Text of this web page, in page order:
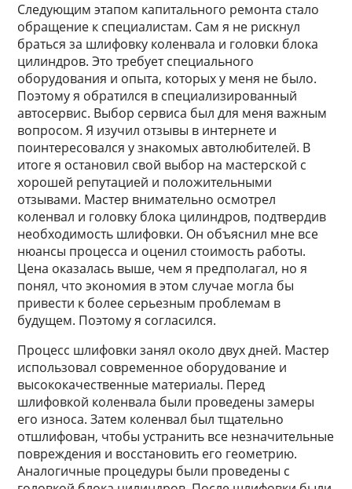
Следующим этапом капитального ремонта стало
обращение к специалистам. Сам я не рискнул
браться за шлифовку коленвала и головки блока
цилиндров. Это требует специального
оборудования и опыта, которых у меня не было.
Поэтому я обратился в специализированный
автосервис. Выбор сервиса был для меня важным
вопросом. Я изучил отзывы в интернете и
поинтересовался у знакомых автолюбителей. В
итоге я остановил свой выбор на мастерской с
хорошей репутацией и положительными
отзывами. Мастер внимательно осмотрел
коленвал и головку блока цилиндров, подтвердив
необходимость шлифовки. Он объяснил мне все
нюансы процесса и оценил стоимость работы.
Цена оказалась выше, чем я предполагал, но я
понял, что экономия в этом случае могла бы
привести к более серьезным проблемам в
будущем. Поэтому я согласился.
Процесс шлифовки занял около двух дней. Мастер
использовал современное оборудование и
высококачественные материалы. Перед
шлифовкой коленвала были проведены замеры
его износа. Затем коленвал был тщательно
отшлифован, чтобы устранить все незначительные
повреждения и восстановить его геометрию.
Аналогичные процедуры были проведены с